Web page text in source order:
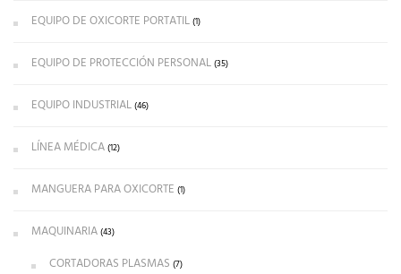
EQUIPO DE OXICORTE PORTATIL(1)
EQUIPO DE PROTECCIÓN PERSONAL(35)
EQUIPO INDUSTRIAL(46)
LÍNEA MÉDICA(12)
MANGUERA PARA OXICORTE (1)
MAQUINARIA(43)
CORTADORAS PLASMAS (7)